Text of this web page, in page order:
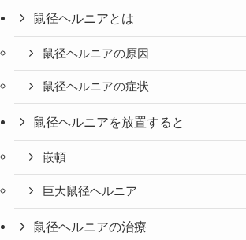
鼠径ヘルニアとは
鼠径ヘルニアの原因
鼠径ヘルニアの症状
鼠径ヘルニアを放置すると
嵌頓
巨大鼠径ヘルニア
鼠径ヘルニアの治療